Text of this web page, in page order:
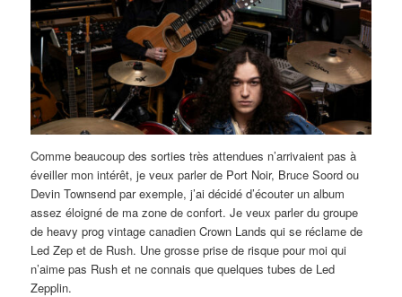
Comme beaucoup des sorties très attendues n’arrivaient pas à
éveiller mon intérêt, je veux parler de Port Noir, Bruce Soord ou
Devin Townsend par exemple, j’ai décidé d’écouter un album
assez éloigné de ma zone de confort. Je veux parler du groupe
de heavy prog vintage canadien Crown Lands qui se réclame de
Led Zep et de Rush. Une grosse prise de risque pour moi qui
n’aime pas Rush et ne connais que quelques tubes de Led
Zepplin.